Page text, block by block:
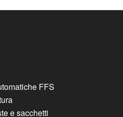
FFS
e sacchetti